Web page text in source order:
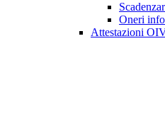
Oneri
Attestazioni